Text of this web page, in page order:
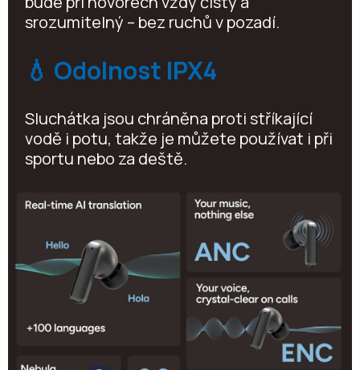
srozumitelný – bez ruchů v pozadí.
💧 Odolnost IPX4
Sluchátka jsou chráněna proti stříkající
vodě i potu, takže je můžete používat i při
sportu nebo za deště.